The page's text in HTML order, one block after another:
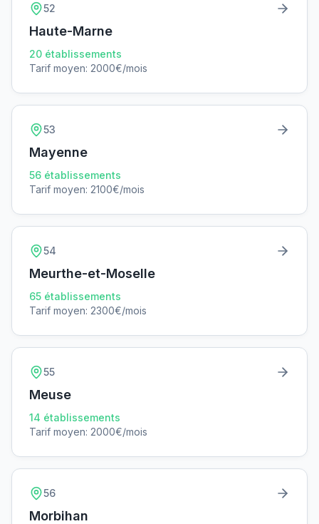
52
Haute-Marne
20 établissements
Tarif moyen: 2000€/mois
53
Mayenne
56 établissements
Tarif moyen: 2100€/mois
54
Meurthe-et-Moselle
65 établissements
Tarif moyen: 2300€/mois
55
Meuse
14 établissements
Tarif moyen: 2000€/mois
56
Morbihan